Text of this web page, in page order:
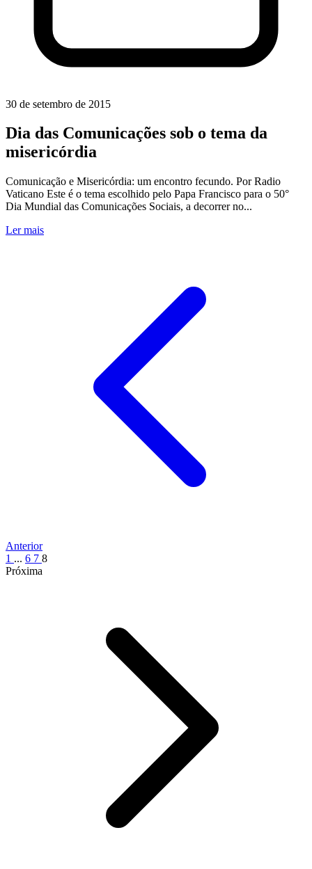
30 de setembro de 2015
Dia das Comunicações sob o tema da
misericórdia
Comunicação e Misericórdia: um encontro fecundo. Por Radio
Vaticano Este é o tema escolhido pelo Papa Francisco para o 50°
Dia Mundial das Comunicações Sociais, a decorrer no...
Ler mais
Anterior
1 ... 6 7 8
Próxima